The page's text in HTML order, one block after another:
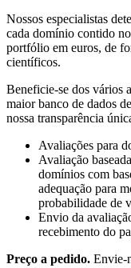
Nossos especialistas
cada domínio contido
portfólio em euros, de
científicos.
Beneficie-se dos vários
maior banco de dados
nossa transparência
Avaliações para
Avaliação
domínios com
adequação para
probabilidade de
Envio da
recebimento do
Preço a pedido. Envie-